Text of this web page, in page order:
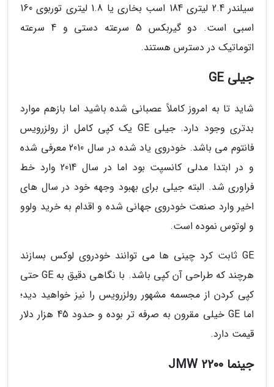
سیلندر 2.4 لیتری 184 اسب بخاری یا 1.8 لیتری توربوی 160
اسبی است. دو گیربکس 5 سرعته دستی و 4 سرعته
اتوماتیک در دسترس هستند.
جیلی GE
شاید تا به امروز کاملاً عصبانی شده باشید اما بازهم موارد
بدتری وجود دارد. جیلی GE یک کپی کامل از رولزرویس
فانتوم می باشد. خودروی یاد شده در سال 2010 معرفی شده
و در ابتدا مدلی کانسپت بود اما در سال 2014 وارد خط
فراوری شد. البته جیلی برای بهبود وجهه خود در سال های
اخیر وارد صنعت خودروی جهانی شده و اقدام به خرید ولوو
و لوتوس نموده است.
GE ثابت کرد چینی ها می توانند خودروی لوکس بسازند
هرچند که طراحی آن کپی باشد. با نگاهی دقیق به GE حتی
کپی کردن از مجسمه مشهور رولزرویس را نیز خواهید دید؛
اما GE خیلی مقرون به صرفه تر بوده و حدود 45 هزار دلار
قیمت دارد.
جینما JMW 2200